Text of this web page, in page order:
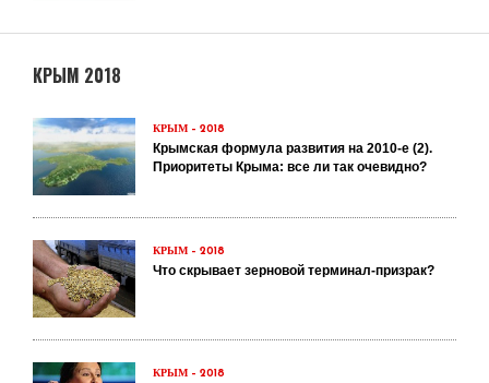
КРЫМ 2018
КРЫМ – 2018
Крымская формула развития на 2010-е (2).
Приоритеты Крыма: все ли так очевидно?
КРЫМ – 2018
Что скрывает зерновой терминал-призрак?
КРЫМ – 2018